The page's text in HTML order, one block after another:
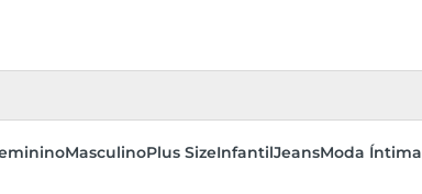
MasculinoPlus SizeInfantilJeansModa Íntima